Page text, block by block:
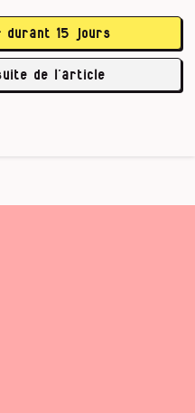
présidente de la
Onkelinx avait
gendarmes lors
durant 15 jours
de l’article